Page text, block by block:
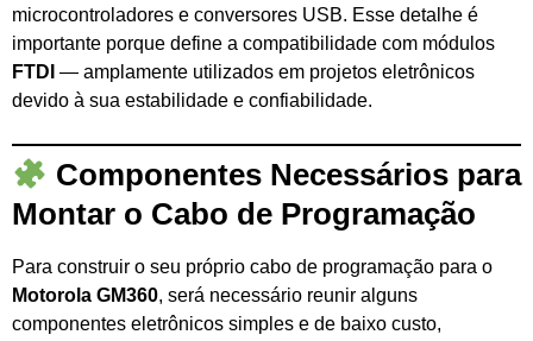
microcontroladores e conversores USB. Esse detalhe é
importante porque define a compatibilidade com módulos
FTDI — amplamente utilizados em projetos eletrônicos
devido à sua estabilidade e confiabilidade.
Componentes Necessários para
Montar o Cabo de Programação
Para construir o seu próprio cabo de programação para o
Motorola GM360, será necessário reunir alguns
componentes eletrônicos simples e de baixo custo,